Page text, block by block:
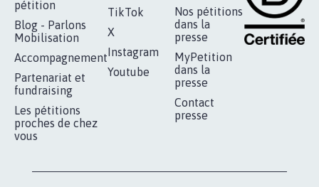
pétition
Blog - Parlons
Mobilisation
Accompagnement
Partenariat et
fundraising
Les pétitions
proches de chez
vous
TikTok
X
Instagram
Youtube
Nos pétitions
dans la
presse
MyPetition
dans la
presse
Contact
presse